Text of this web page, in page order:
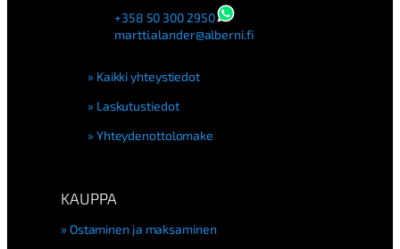
+358 50 300 2950
martti.alander@alberni.fi
Kaikki yhteystiedot
Laskutustiedot
Yhteydenottolomake
KAUPPA
Ostaminen ja maksaminen